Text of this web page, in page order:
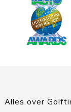
Alles over